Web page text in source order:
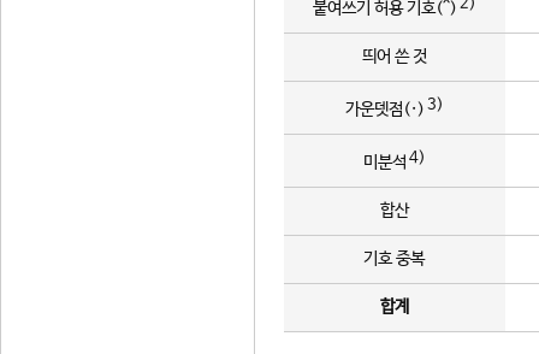
붙여쓰기 허용 기호(^) 2)
띄어 쓴 것
가운뎃점(·) 3)
미분석 4)
합산
기호 중복
합계